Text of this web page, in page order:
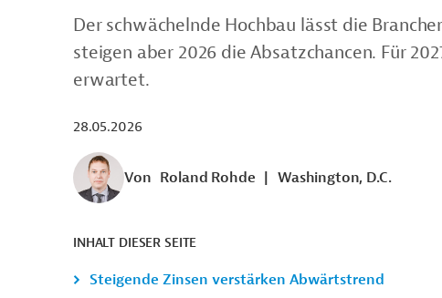
Der schwächelnde Hochbau lässt die
steigen aber 2026 die Absatzchancen. Für
erwartet.
28.05.2026
Von Roland Rohde Washington, D.C.
INHALT DIESER SEITE
Steigende Zinsen verstärken Abwärtstrend